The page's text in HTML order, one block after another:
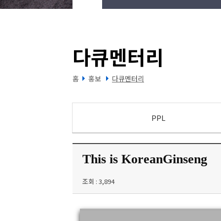
다큐멘터리
홈 홍보 다큐멘터리
PPL
This is KoreanGinseng
조회 : 3,894